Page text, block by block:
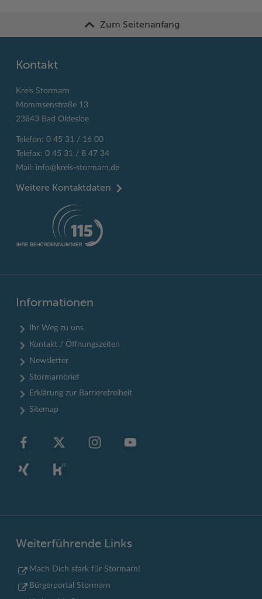
Zum Seitenanfang
Kontakt
Kreis Stormarn
Mommsenstraße 13
23843 Bad Oldesloe
Telefon: 0 45 31 / 16 00
Telefax: 0 45 31 / 8 47 34
Mail: info@kreis-stormarn.de
Weitere Kontaktdaten
Informationen
Ihr Weg zu uns
Kontakt / Öffnungszeiten
Newsletter
Stormarnbrief
Erklärung zur Barrierefreiheit
Sitemap
Weiterführende Links
Mach Dich stark für Stormarn!
Bürgerportal Stormarn